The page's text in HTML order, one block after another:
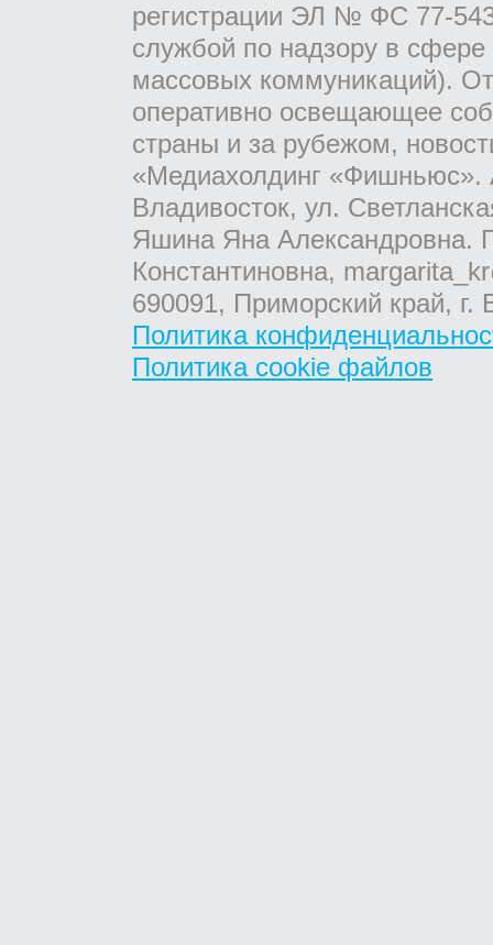
регистрации ЭЛ № ФС 77-
службой по надзору в
массовых коммуникаций).
оперативно освещающее
страны и за рубежом,
«Медиахолдинг «Фишньюс».
Владивосток, ул.
Яшина Яна Александровна.
Константиновна,
690091, Приморский край,
Политика
Политика cookie файлов